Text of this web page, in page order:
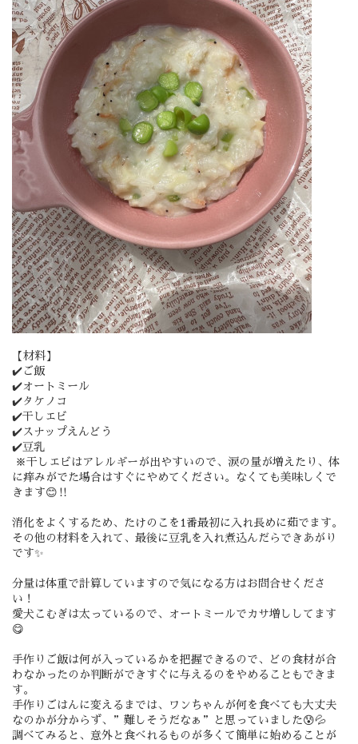
【材料】
✔️ご飯
✔️オートミール
✔️タケノコ
✔️干しエビ
✔️スナップえんどう
✔️豆乳
※干しエビはアレルギーが出やすいので、涙の量が増えたり、体
に痒みがでた場合はすぐにやめてください。なくても美味しくで
きます😊‼️
消化をよくするため、たけのこを1番最初に入れ長めに茹でます。
その他の材料を入れて、最後に豆乳を入れ煮込んだらできあがり
です✨
分量は体重で計算していますので気になる方はお問合せくださ
い！
愛犬こむぎは太っているので、オートミールでカサ増ししてます
😋
手作りご飯は何が入っているかを把握できるので、どの食材が合
わなかったのか判断ができすぐに与えるのをやめることもできま
す。
手作りごはんに変えるまでは、ワンちゃんが何を食べても大丈夫
なのかが分からず、”難しそうだなぁ”と思っていました😰💦
調べてみると、意外と食べれるものが多くて簡単に始めることが